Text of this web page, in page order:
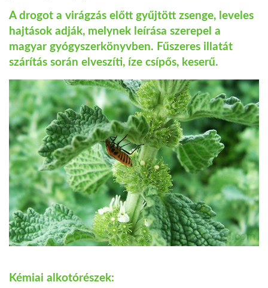
A drogot a virágzás előtt gyűjtött zsenge, leveles
hajtások adják, melynek leírása szerepel a
magyar gyógyszerkönyvben. Fűszeres illatát
szárítás során elveszíti, íze csípős, keserű.
Kémiai alkotórészek: